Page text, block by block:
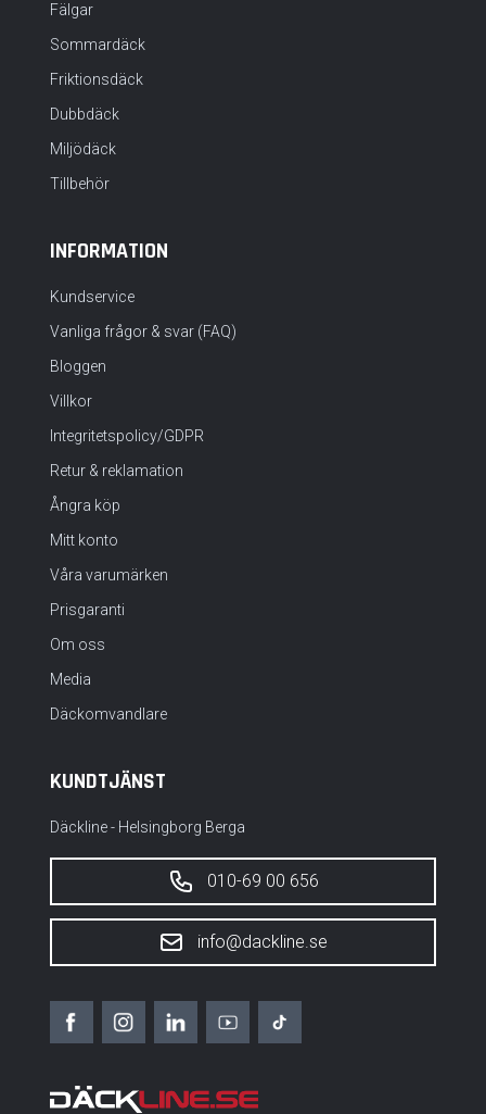
Fälgar
Sommardäck
Friktionsdäck
Dubbdäck
Miljödäck
Tillbehör
INFORMATION
Kundservice
Vanliga frågor & svar (FAQ)
Bloggen
Villkor
Integritetspolicy/GDPR
Retur & reklamation
Ångra köp
Mitt konto
Våra varumärken
Prisgaranti
Om oss
Media
Däckomvandlare
KUNDTJÄNST
Däckline - Helsingborg Berga
010-69 00 656
info@dackline.se